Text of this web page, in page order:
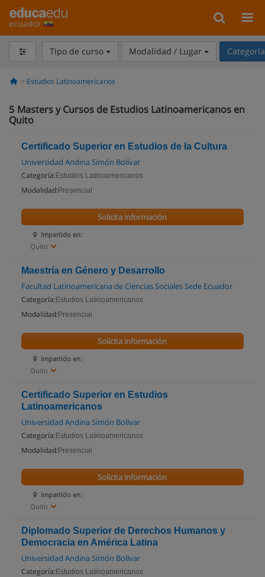
ecuador
Tipo de curso Modalidad / Lugar
Estudios Latinoamericanos
5 Masters y Cursos de Estudios Latinoamericanos en
Quito
Certificado Superior en Estudios de la Cultura
Universidad Andina Simón Bolívar
Categoría: Estudios Latinoamericanos
Modalidad: Presencial
Impartido en:
Quito
Solicita información
Maestría en Género y Desarrollo
Facultad Latinoamericana de Ciencias Sociales Sede Ecuador
Categoría: Estudios Latinoamericanos
Modalidad: Presencial
Impartido en:
Quito
Solicita información
Certificado Superior en Estudios
Latinoamericanos
Universidad Andina Simón Bolívar
Categoría: Estudios Latinoamericanos
Modalidad: Presencial
Impartido en:
Quito
Solicita información
Diplomado Superior de Derechos Humanos y
Democracia en América Latina
Universidad Andina Simón Bolívar
Categoría: Estudios Latinoamericanos